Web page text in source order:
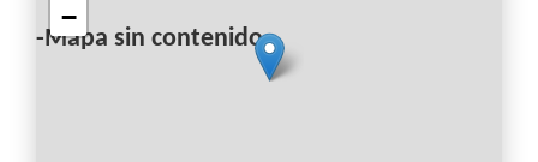
-Mapa sin contenido-
−